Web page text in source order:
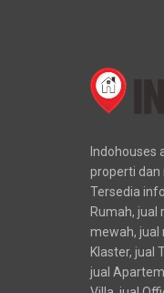
Indohouses
properti dan
Tersedia
Rumah, jual
mewah, jual
Klaster, jual
jual